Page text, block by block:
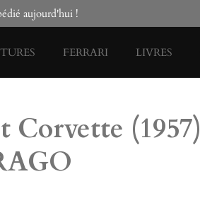
aujourd'hui !
FERRARI LIVRES
Corvette (1957)